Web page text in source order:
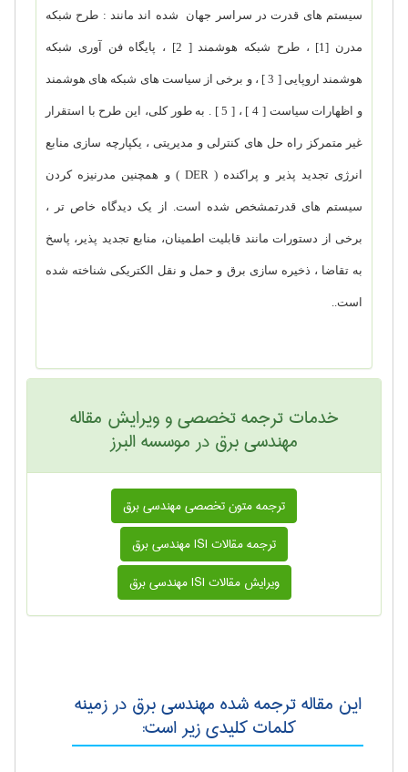
سیستم های قدرت در سراسر جهان شده اند مانند : طرح شبکه
مدرن [1] ، طرح شبکه هوشمند ]
2] ، پایگاه فن آوری شبکه
هوشمند اروپایی [ 3 ] ، و برخی از سیاست های شبکه های هوشمند
و اظهارات سیاست [ 4 ] ، [ 5 ] . به طور کلی، این طرح با استقرار
غیر متمرکز راه حل های کنترلی و مدیریتی ، یکپارچه سازی منابع
انرژی تجدید پذیر و پراکنده (DER ) و همچنین مدرنیزه کردن
سیستم های قدرتمشخص شده است. از یک دیدگاه خاص تر ،
برخی از دستورات مانند قابلیت اطمینان، منابع تجدید پذیر، پاسخ
به تقاضا ، ذخیره سازی برق و حمل و نقل الکتریکی شناخته شده
است..
خدمات ترجمه تخصصی و ویرایش مقاله
مهندسی برق در موسسه البرز
ترجمه متون تخصصی مهندسی برق
ترجمه مقالات ISI مهندسی برق
ویرایش مقالات ISI مهندسی برق
این مقاله ترجمه شده مهندسی برق در زمینه
کلمات کلیدی زیر است: